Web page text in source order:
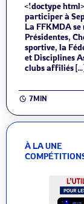
<!doctype
participer à
La FFKMDA
Présidentes,
sportive, la
et Disciplines
clubs affiliés
7MIN
À LA UNE